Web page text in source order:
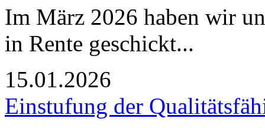
Im März 2026 haben wir
in Rente geschickt...
15.01.2026
Einstufung der